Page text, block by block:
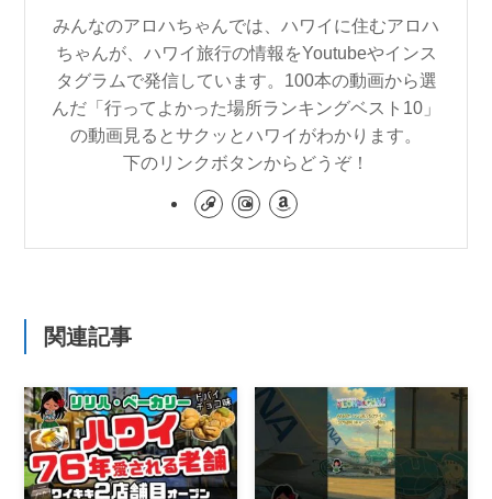
みんなのアロハちゃんでは、ハワイに住むアロハ
ちゃんが、ハワイ旅行の情報をYoutubeやインス
タグラムで発信しています。100本の動画から選
んだ「行ってよかった場所ランキングベスト10」
の動画見るとサクッとハワイがわかります。
下のリンクボタンからどうぞ！
関連記事